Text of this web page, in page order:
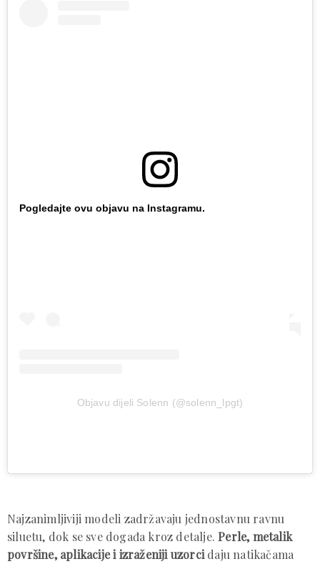
Pogledajte ovu objavu na Instagramu.
Objavu dijeli Solenn (@solenn_lpgt)
Najzanimljiviji modeli zadržavaju jednostavnu ravnu
siluetu, dok se sve događa kroz detalje.Perle, metalik
površine, aplikacije i izraženiji uzorcidaju natikačama